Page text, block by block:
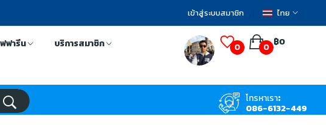
เข้าสู่ระบบสมาชิก ไทย
ฟารีน บริการสมาชิก 0 ฿0
0
โทรหาเรา:
086-6132-449